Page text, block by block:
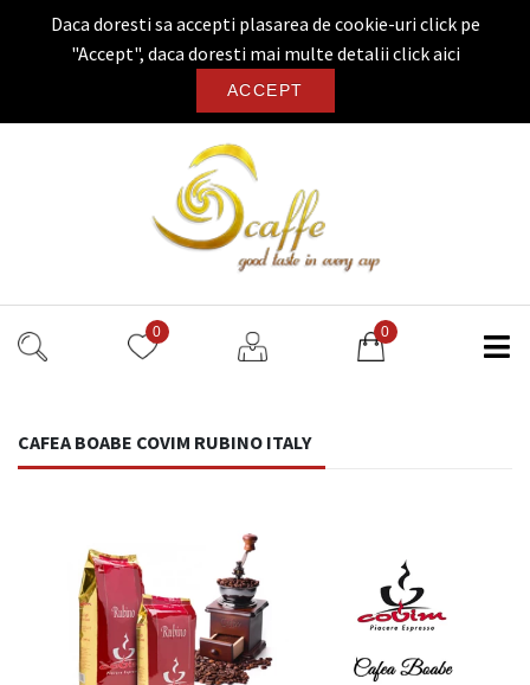
Daca doresti sa accepti plasarea de cookie-uri click pe
"Accept", daca doresti mai multe detaliiclick aici
ACCEPT
0 0
CAFEA BOABE COVIM RUBINO ITALY